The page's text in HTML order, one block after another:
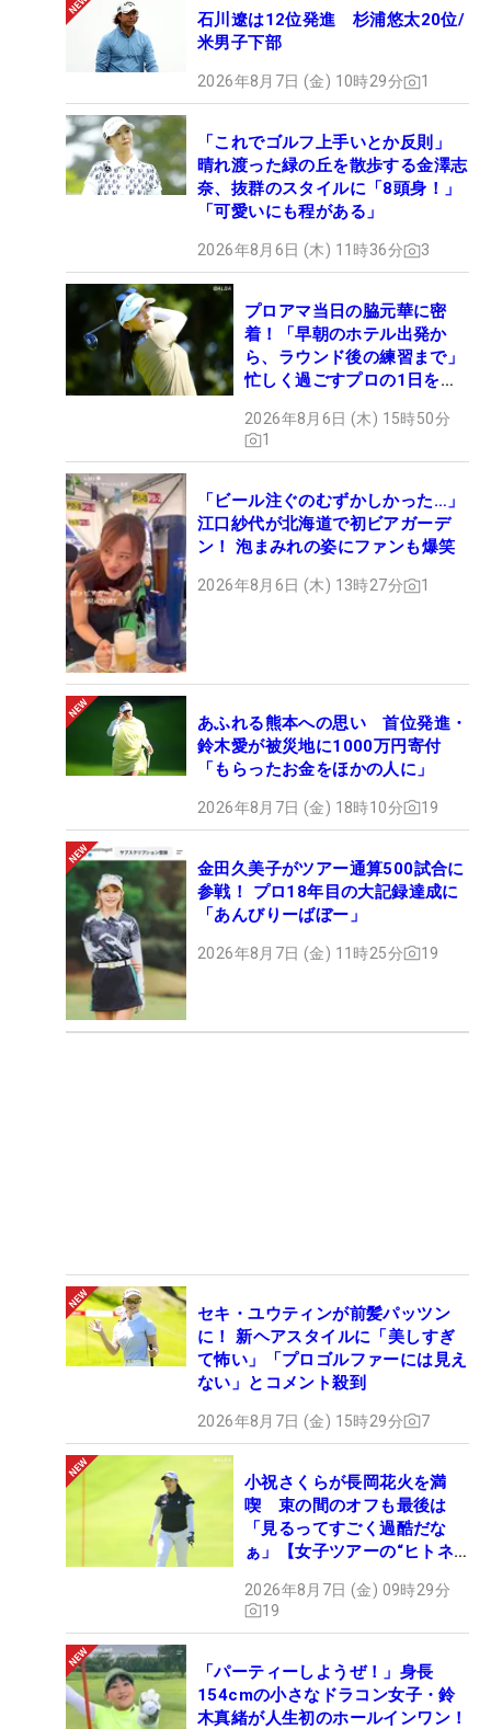
石川遼は12位発進 杉浦悠太20位/
米男子下部
2026年8月7日 (金) 10時29分 1
「これでゴルフ上手いとか反則」
晴れ渡った緑の丘を散歩する金澤志
奈、抜群のスタイルに「8頭身！」
「可愛いにも程がある」
2026年8月6日 (木) 11時36分 3
プロアマ当日の脇元華に密
着！「早朝のホテル出発か
ら、ラウンド後の練習まで」
忙しく過ごすプロの1日を公
2026年8月6日 (木) 15時50分
1
「ビール注ぐのむずかしかった…」
江口紗代が北海道で初ビアガーデ
ン！ 泡まみれの姿にファンも爆笑
2026年8月6日 (木) 13時27分 1
あふれる熊本への思い 首位発進・
鈴木愛が被災地に1000万円寄付
「もらったお金をほかの人に」
2026年8月7日 (金) 18時10分 19
金田久美子がツアー通算500試合に
参戦！ プロ18年目の大記録達成に
「あんびりーばぼー」
2026年8月7日 (金) 11時25分 19
セキ・ユウティンが前髪パッツン
に！ 新ヘアスタイルに「美しすぎ
て怖い」「プロゴルファーには見え
ない」とコメント殺到
2026年8月7日 (金) 15時29分 7
小祝さくらが長岡花火を満
喫 束の間のオフも最後は
「見るってすごく過酷だな
ぁ」【女子ツアーの“ヒトネ
2026年8月7日 (金) 09時29分
19
「パーティーしようぜ！」身長
154cmの小さなドラコン女子・鈴
木真緒が人生初のホールインワン！